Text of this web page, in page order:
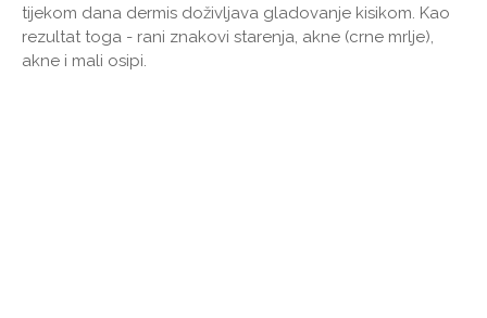
tijekom dana dermis doživljava gladovanje kisikom. Kao
rezultat toga - rani znakovi starenja, akne (crne mrlje),
akne i mali osipi.